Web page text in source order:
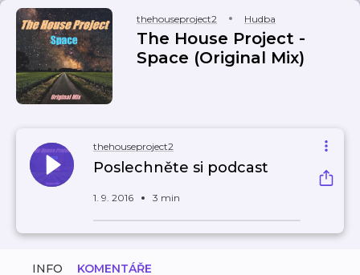
thehouseproject2 Hudba
The House Project -
Space (Original Mix)
thehouseproject2
Poslechněte si podcast
1. 9. 2016 3 min
INFO KOMENTÁŘE